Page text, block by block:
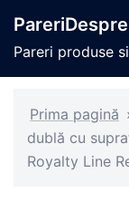
conținut
Pareri produse
Prima pagină
dublă cu
Royalty Line